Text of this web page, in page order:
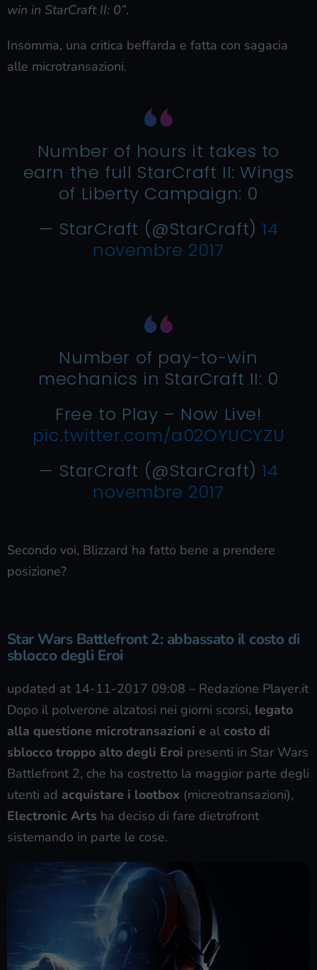
win in StarCraft II: 0”.
Insomma, una critica beffarda e fatta con sagacia
alle microtransazioni.
Number of hours it takes to
earn the full StarCraft II: Wings
of Liberty Campaign: 0
— StarCraft (@StarCraft)14
novembre 2017
Number of pay-to-win
mechanics in StarCraft II: 0
Free to Play – Now Live!
pic.twitter.com/a02OYUCYZU
— StarCraft (@StarCraft)14
novembre 2017
Secondo voi, Blizzard ha fatto bene a prendere
posizione?
Star Wars Battlefront 2: abbassato il costo di
sblocco degli Eroi
updated at 14-11-2017 09:08 – Redazione Player.it
Dopo il polverone alzatosi nei giorni scorsi, legato
alla questione microtransazioni e al costo di
sblocco troppo alto degli Eroi presenti in Star Wars
Battlefront 2, che ha costretto la maggior parte degli
utenti ad acquistare i lootbox (micreotransazioni),
Electronic Arts ha deciso di fare dietrofront
sistemando in parte le cose.